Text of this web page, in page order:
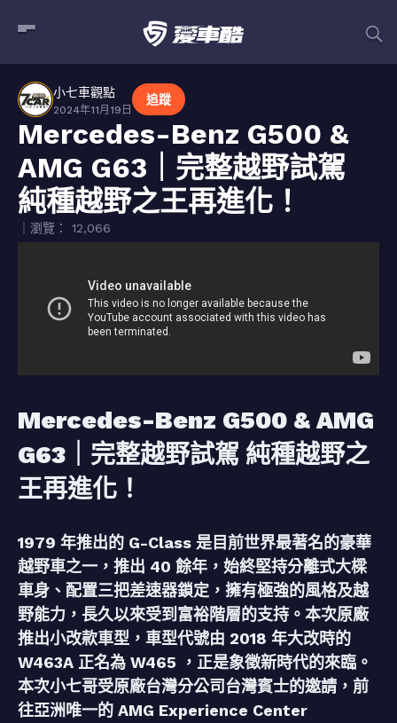
小七車觀點
2024年11月19日
追蹤
Mercedes-Benz G500 &
AMG G63｜完整越野試駕
純種越野之王再進化！
｜瀏覽： 12,066
Mercedes-Benz G500 & AMG
G63｜完整越野試駕 純種越野之
王再進化！
1979 年推出的 G-Class 是目前世界最著名的豪華
越野車之一，推出 40 餘年，始終堅持分離式大樑
車身、配置三把差速器鎖定，擁有極強的風格及越
野能力，長久以來受到富裕階層的支持。本次原廠
推出小改款車型，車型代號由 2018 年大改時的
W463A 正名為 W465 ，正是象徵新時代的來臨。
本次小七哥受原廠台灣分公司台灣賓士的邀請，前
往亞洲唯一的 AMG Experience Center